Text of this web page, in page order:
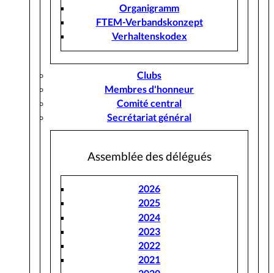
Organigramm
FTEM-Verbandskonzept
Verhaltenskodex
Clubs
Membres d'honneur
Comité central
Secrétariat général
Assemblée des délégués
2026
2025
2024
2023
2022
2021